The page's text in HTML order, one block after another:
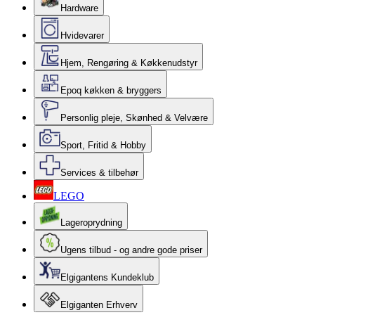
Hardware
Hvidevarer
Hjem, Rengøring & Køkkenudstyr
Epoq køkken & bryggers
Personlig pleje, Skønhed & Velvære
Sport, Fritid & Hobby
Services & tilbehør
LEGO
Lageroprydning
Ugens tilbud - og andre gode priser
Elgigantens Kundeklub
Elgiganten Erhverv